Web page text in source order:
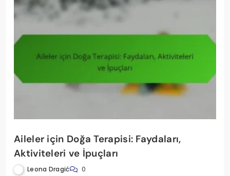
Aileler için Doğa Terapisi: Faydaları,
Aktiviteleri ve İpuçları
Leona Dragić 0